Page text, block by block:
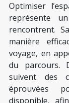
Optimiser
représente
rencontrent.
manière
voyage, en
du parcours.
suivent des
éprouvées
disponible,